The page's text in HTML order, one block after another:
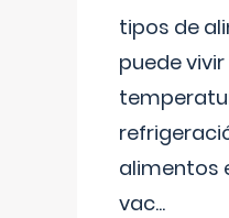
tipos de
puede vivir
alimentos
vac...